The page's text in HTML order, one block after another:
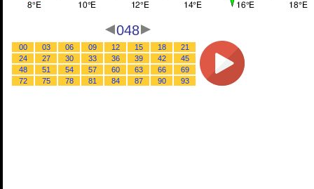
048
00 03 06 09 12 15 18
21
24
27 30 33 36 39 42
45
48
51 54 57 60 63 66
69
72
75 78 81 84 87 90 93